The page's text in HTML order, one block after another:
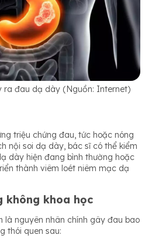
ra đau dạ dày (Nguồn: Internet)
triệu chứng đau, tức hoặc nóng
nội soi dạ dày, bác sĩ có thể kiểm
dày hiện đang bình thường hoặc
thành viêm loét niêm mạc dạ
không khoa học
là nguyên nhân chính gây đau bao
thói quen sau: